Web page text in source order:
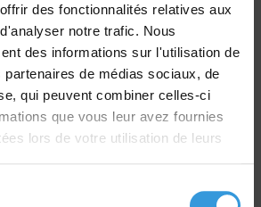
des fonctionnalités relatives aux
notre trafic. Nous
des informations sur l'utilisation de
de médias sociaux, de
qui peuvent combiner celles-ci
que vous leur avez fournies
lors de votre utilisation de leurs
Livraison
dans le monde entier